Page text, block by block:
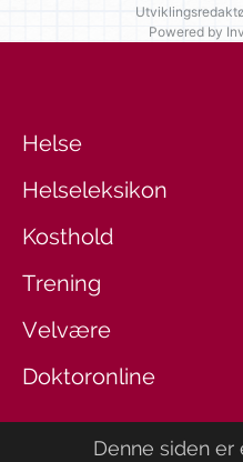
Powered by
Helse
Helseleksikon
Kosthold
Trening
Velvære
Doktoronline
Denne siden er